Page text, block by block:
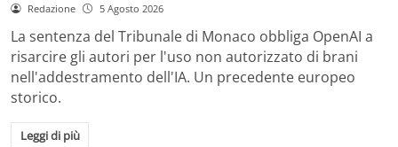
Redazione 5 Agosto 2026
La sentenza del Tribunale di Monaco obbliga OpenAI a
risarcire gli autori per l'uso non autorizzato di brani
nell'addestramento dell'IA. Un precedente europeo
storico.
Leggi di più